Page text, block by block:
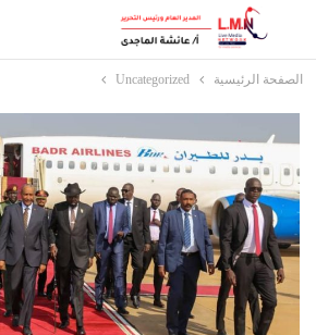
الصفحة الرئيسية Uncategorized